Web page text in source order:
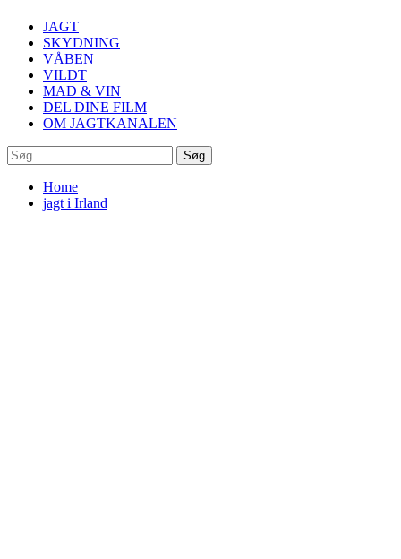
JAGT
SKYDNING
VÅBEN
VILDT
MAD & VIN
DEL DINE FILM
OM JAGTKANALEN
Søg
efter:
Home
jagt i Irland